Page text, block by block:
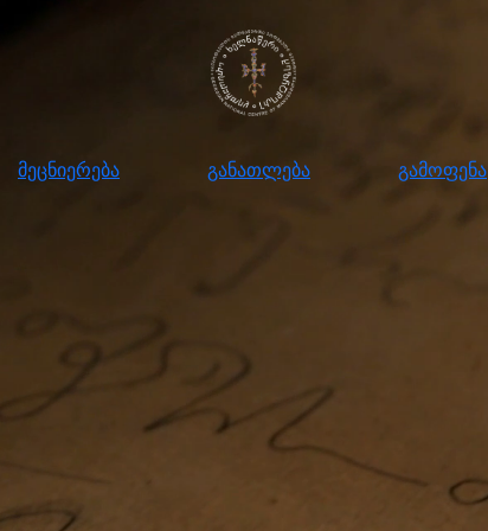
მეცნიერება განათლება გამოფენა
განათლება